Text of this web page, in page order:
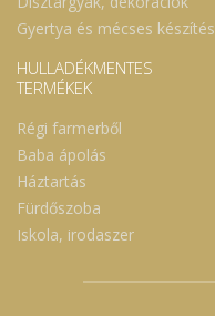
Gyertya és mécses készítés
HULLADÉKMENTES
TERMÉKEK
Régi farmerből
Baba ápolás
Háztartás
Fürdőszoba
Iskola, irodaszer